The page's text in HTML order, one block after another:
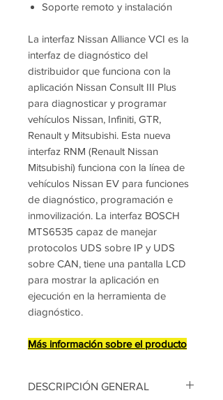
Soporte remoto y instalación
La interfaz Nissan Alliance VCI es la
interfaz de diagnóstico del
distribuidor que funciona con la
aplicación Nissan Consult III Plus
para diagnosticar y programar
vehículos Nissan, Infiniti, GTR,
Renault y Mitsubishi. Esta nueva
interfaz RNM (Renault Nissan
Mitsubishi) funciona con la línea de
vehículos Nissan EV para funciones
de diagnóstico, programación e
inmovilización. La interfaz BOSCH
MTS6535 capaz de manejar
protocolos UDS sobre IP y UDS
sobre CAN, tiene una pantalla LCD
para mostrar la aplicación en
ejecución en la herramienta de
diagnóstico.
Más información sobre el producto
DESCRIPCIÓN GENERAL